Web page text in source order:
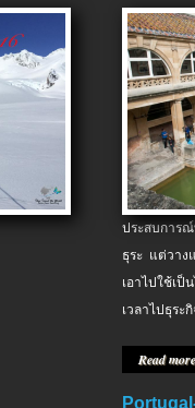
ประสบการ
ธุระ แต่วาง
เอาไปใช้เป็
เวลาไปธุระ
Read more